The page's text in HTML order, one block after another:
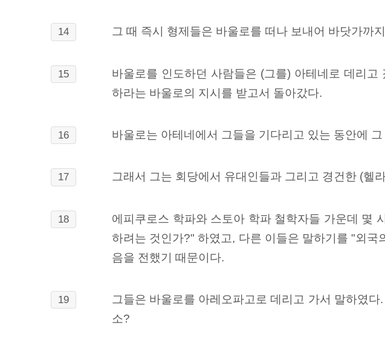
14 그 때 즉시 형제들은 바울로를 떠나 보내어 바닷가까
15
바울로를 인도하던 사람들은 (그를) 아테네로 데리
하라는 바울로의 지시를 받고서 돌아갔다.
16 바울로는 아테네에서 그들을 기다리고 있는 동안에
17 그래서 그는 회당에서 유대인들과 그리고 경건한 (헬
18
에피쿠로스 학파와 스토아 학파 철학자들 가운데 몇
하려는 것인가?" 하였고, 다른 이들은 말하기를 "외
음을 전했기 때문이다.
19
그들은 바울로를 아레오파고로 데리고 가서 말하였
소?